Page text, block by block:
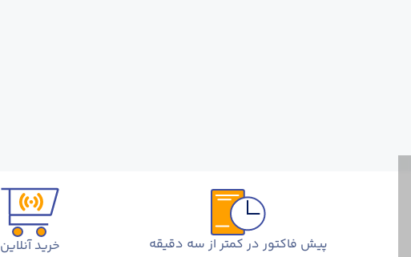
پیش فاکتور در کمتر از سه دقیقه خرید آنلاین